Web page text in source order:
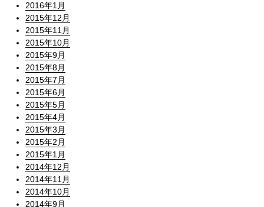
2016年1月
2015年12月
2015年11月
2015年10月
2015年9月
2015年8月
2015年7月
2015年6月
2015年5月
2015年4月
2015年3月
2015年2月
2015年1月
2014年12月
2014年11月
2014年10月
2014年9月